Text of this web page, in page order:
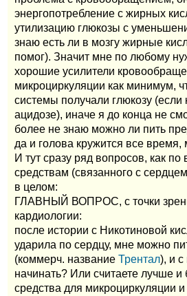
энергопотребление с жирных
утилизацию глюкозы с
знаю есть ли в мозгу жирные
помог). Значит мне по любому
хорошие усилители
микроциркуляции как минимум,
системы получали глюкозу (если
ацидозе), иначе я до конца не
более не знаю можно ли пить
да и голова кружится все время,
И тут сразу ряд вопросов, как
средствам (связанного с
в целом:
ГЛАВНЫЙ ВОПРОС, с точки
кардиологии:
после истории с Никотиновой
ударила по сердцу, мне можно
(коммерч. название Трентал), и с
начинать? Или считаете лучше
средства для микроциркуляции